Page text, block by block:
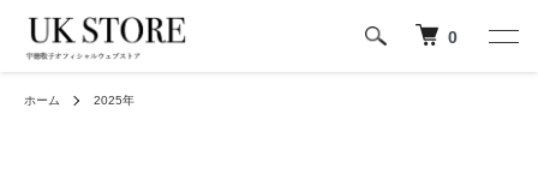
0
ホーム 2025年